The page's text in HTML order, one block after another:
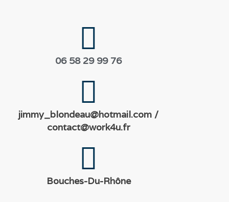
06 58 29 99 76
jimmy_blondeau@hotmail.com /
contact@work4u.fr
Bouches-Du-Rhône